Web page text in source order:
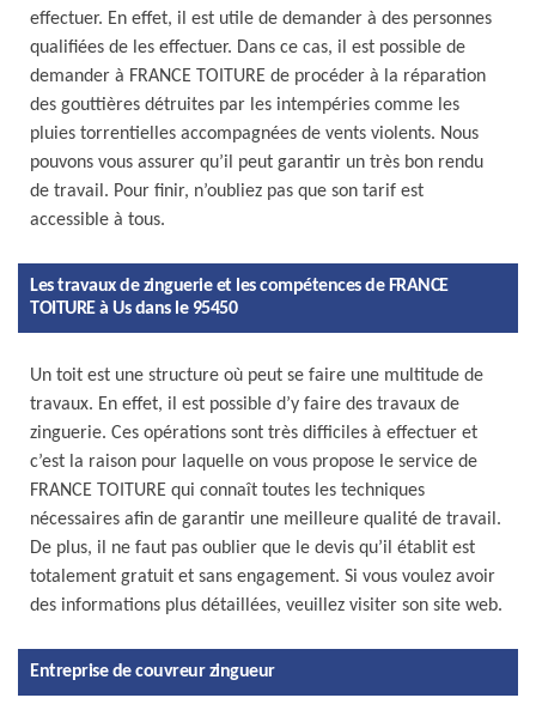
effectuer. En effet, il est utile de demander à des personnes
qualifiées de les effectuer. Dans ce cas, il est possible de
demander à FRANCE TOITURE de procéder à la réparation
des gouttières détruites par les intempéries comme les
pluies torrentielles accompagnées de vents violents. Nous
pouvons vous assurer qu’il peut garantir un très bon rendu
de travail. Pour finir, n’oubliez pas que son tarif est
accessible à tous.
Les travaux de zinguerie et les compétences de FRANCE
TOITURE à Us dans le 95450
Un toit est une structure où peut se faire une multitude de
travaux. En effet, il est possible d’y faire des travaux de
zinguerie. Ces opérations sont très difficiles à effectuer et
c’est la raison pour laquelle on vous propose le service de
FRANCE TOITURE qui connaît toutes les techniques
nécessaires afin de garantir une meilleure qualité de travail.
De plus, il ne faut pas oublier que le devis qu’il établit est
totalement gratuit et sans engagement. Si vous voulez avoir
des informations plus détaillées, veuillez visiter son site web.
Entreprise de couvreur zingueur